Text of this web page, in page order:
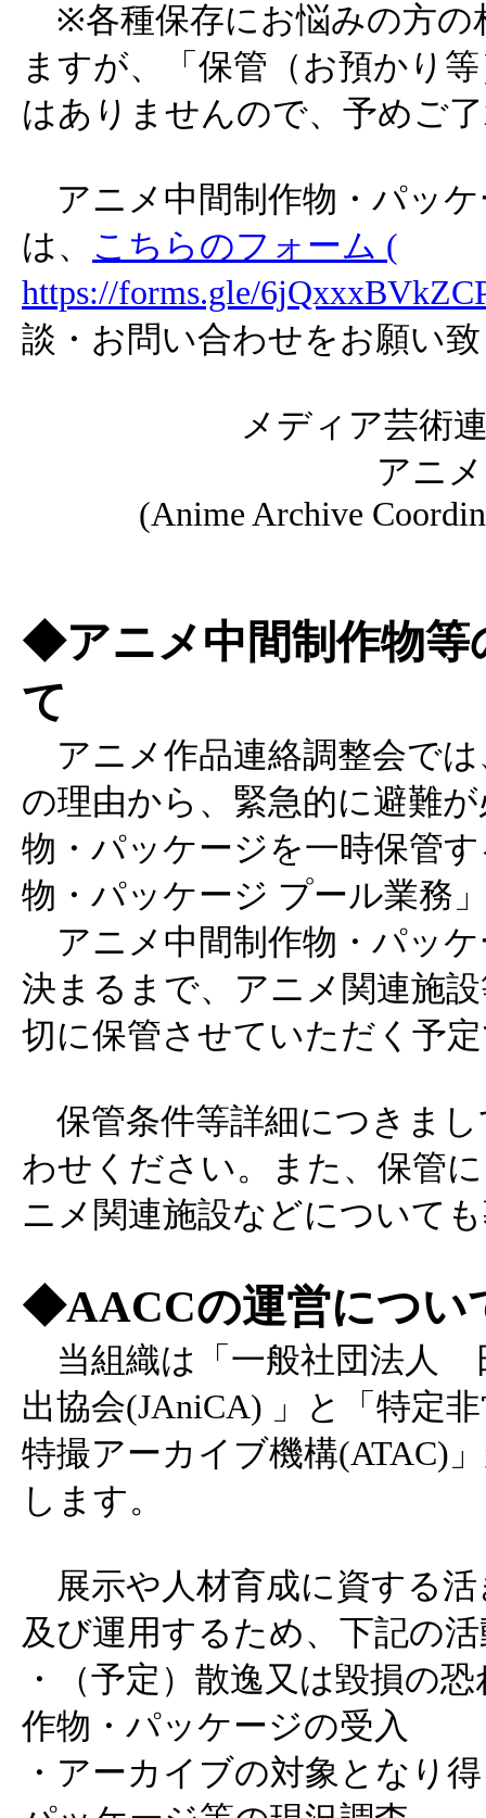
※各種保存にお悩みの方の
ますが、「保管（お預かり
はありませんので、予めご
アニメ中間制作物・パッ
は、 こちらのフォーム (
https://forms.gle/
談・お問い合わせをお願い
メディア芸術
アニ
(Anime Archive
◆アニメ中間制作物等
て
アニメ作品連絡調整会で
の理由から、緊急的に避難
物・パッケージを一時保管
物・パッケージ プール業務
アニメ中間制作物・パッ
決まるまで、アニメ関連施
切に保管させていただく予
保管条件等詳細につきま
わせください。また、保管
ニメ関連施設などについて
◆AACCの運営につい
当組織は「一般社団法人
出協会(JAniCA) 」と「特定
特撮アーカイブ機構(ATAC)
します。
展示や人材育成に資する
及び運用するため、下記の
・（予定）散逸又は毀損の
作物・パッケージの受入
・アーカイブの対象となり